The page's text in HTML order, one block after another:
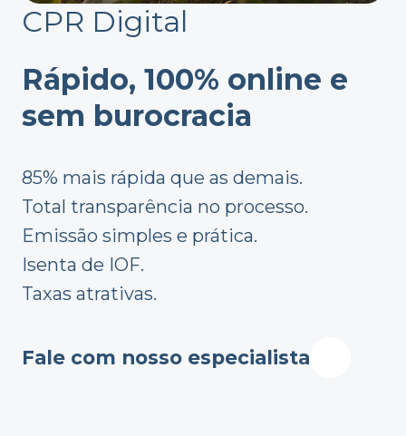
CPR Digital
Rápido, 100% online e
sem burocracia
85% mais rápida que as demais.
Total transparência no processo.
Emissão simples e prática.
Isenta de IOF.
Taxas atrativas.
Fale com nosso especialista